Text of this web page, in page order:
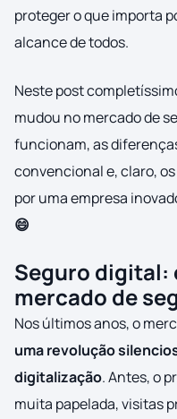
proteger o que importa
alcance de todos.
Neste post
mudou no mercado de
funcionam, as
convencional e, claro,
por uma empresa
😄
Seguro digital:
mercado de
Nos últimos anos, o
uma revolução
digitalização. Antes, o
muita papelada, visitas